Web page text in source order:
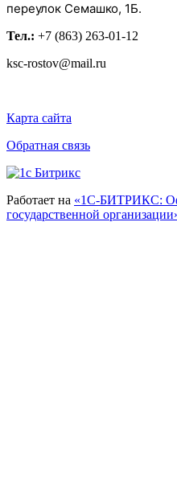
переулок Семашко, 1Б.
Тел.: +7 (863) 263-01-12
ksc-rostov@mail.ru
Карта сайта
Обратная связь
Работает на «1С-БИТРИКС:
государственной